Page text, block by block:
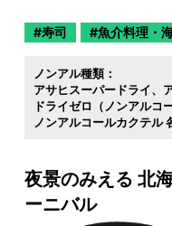
寿司 魚介料理・
ノンアル種類：
アサヒスーパードライ
ドライゼロ（ノンアルコ
ノンアルコールカクテル
夜景のみえる 北
ーニバル